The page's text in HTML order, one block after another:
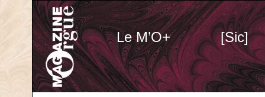
Le M’O+ [Sic]